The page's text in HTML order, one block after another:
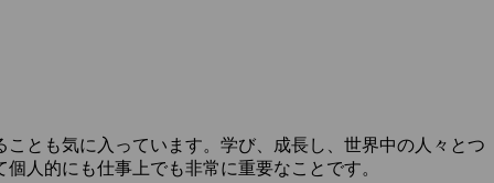
とも気に入っています。学び、成長し、世界中の人々とつ
人的にも仕事上でも非常に重要なことです。